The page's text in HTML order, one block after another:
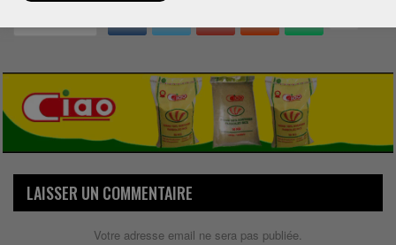
LAISSER UN COMMENTAIRE
Votre adresse email ne sera pas publiée.